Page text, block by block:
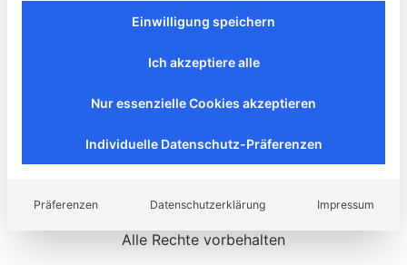
Alle Rechte vorbehalten
Einwilligung speichern
Ich akzeptiere alle
Nur essenzielle Cookies akzeptieren
Individuelle Datenschutz-Präferenzen
Präferenzen Datenschutzerklärung Impressum